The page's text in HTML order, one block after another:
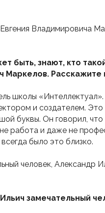
Владимировича
быть, знают, кто
Маркелов. Расскажите
школы
и создателем. Это
буквы. Он говорил, что
работа и даже не
было это близко.
человек, Александр
замечательный